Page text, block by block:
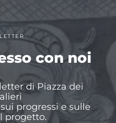
con noi
di Piazza dei
progressi e sulle
progetto.